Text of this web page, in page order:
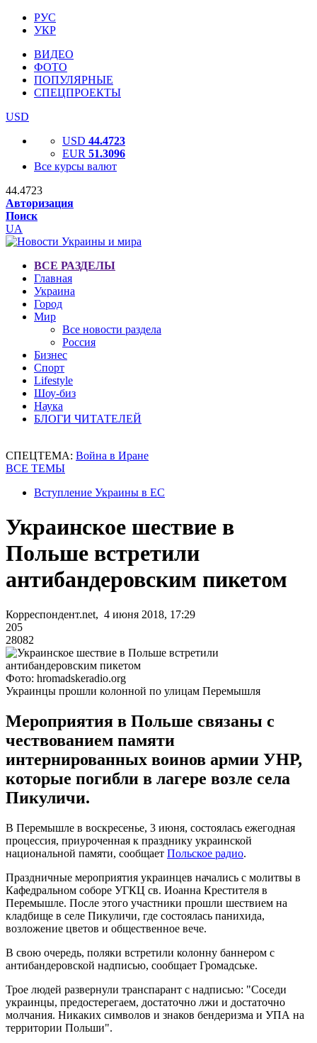
РУС
УКР
ВИДЕО
ФОТО
ПОПУЛЯРНЫЕ
СПЕЦПРОЕКТЫ
USD
USD 44.4723
EUR 51.3096
Все курсы валют
44.4723
Авторизация
Поиск
UA
ВСЕ РАЗДЕЛЫ
Главная
Украина
Город
Мир
Все новости раздела
Россия
Бизнес
Спорт
Lifestyle
Шоу-биз
Наука
БЛОГИ ЧИТАТЕЛЕЙ
СПЕЦТЕМА: Война в Иране
ВСЕ ТЕМЫ
Вступление Украины в ЕС
Украинское шествие в
Польше встретили
антибандеровским пикетом
Корреспондент.net, 4 июня 2018, 17:29
205
28082
Фото: hromadskeradio.org
Украинцы прошли колонной по улицам Перемышля
Мероприятия в Польше связаны с
чествованием памяти
интернированных воинов армии УНР,
которые погибли в лагере возле села
Пикуличи.
В Перемышле в воскресенье, 3 июня, состоялась ежегодная
процессия, приуроченная к празднику украинской
национальной памяти, сообщает Польское радио.
Праздничные мероприятия украинцев начались с молитвы в
Кафедральном соборе УГКЦ св. Иоанна Крестителя в
Перемышле. После этого участники прошли шествием на
кладбище в селе Пикуличи, где состоялась панихида,
возложение цветов и общественное вече.
В свою очередь, поляки встретили колонну баннером с
антибандеровской надписью, сообщает Громадське.
Трое людей развернули транспарант с надписью: "Соседи
украинцы, предостерегаем, достаточно лжи и достаточно
молчания. Никаких символов и знаков бендеризма и УПА на
территории Польши".